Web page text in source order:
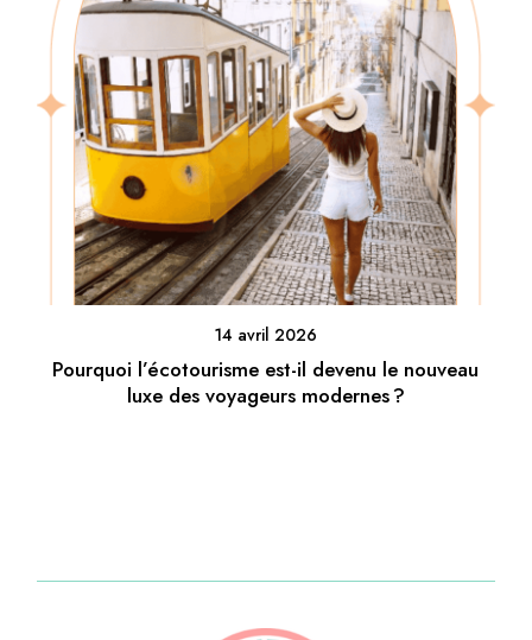
14 avril 2026
Pourquoi l’écotourisme est-il devenu le nouveau
luxe des voyageurs modernes ?